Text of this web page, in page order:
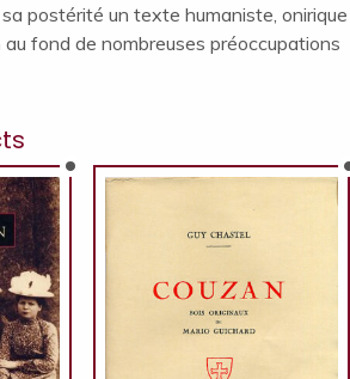
postérité un texte humaniste, onirique
fond de nombreuses préoccupations